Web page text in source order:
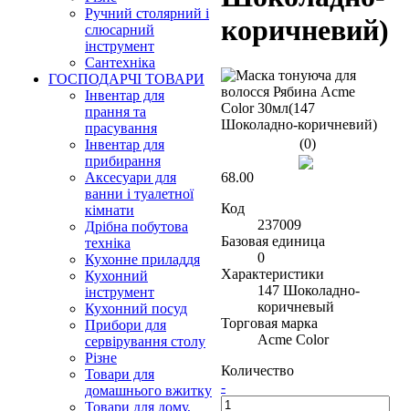
Ручний столярний і
слюсарний
інструмент
Сантехніка
ГОСПОДАРЧІ ТОВАРИ
Інвентар для
прання та
прасування
Інвентар для
прибирання
Аксесуари для
ванни і туалетної
кімнати
Дрібна побутова
техніка
Кухонне приладдя
Кухонний
інструмент
Кухонний посуд
Прибори для
сервірування столу
Різне
Товари для
домашнього вжитку
Товари для дому,
коричневий)
(0)
68.00
Код
237009
Базовая единица
0
Характеристики
147 Шоколадно-
коричневый
Торговая марка
Acme Color
Количество
-